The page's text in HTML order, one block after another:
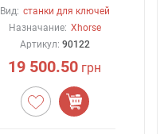
Вид: станки для ключей
Назначание: Xhorse
Артикул: 90122
19 500.50 грн